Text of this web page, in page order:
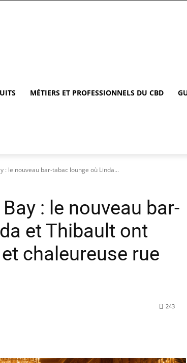
MÉTIERS ET PROFESSIONNELS DU CBD
: le nouveau bar-tabac lounge où Linda...
: le nouveau bar-
et Thibault ont
chaleureuse rue
243